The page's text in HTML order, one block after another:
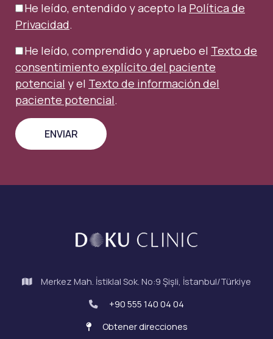
He leído, entendido y acepto la Política de
Privacidad.
He leído, comprendido y apruebo el Texto de
consentimiento explícito del paciente
potencial y el Texto de información del
paciente potencial.
Merkez Mah. İstiklal Sok. No:9 Şişli, İstanbul/Türkiye
+90 555 140 04 04
Obtener direcciones